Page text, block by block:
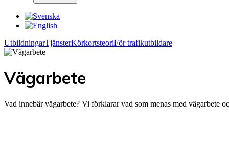
UtbildningarTjänsterKörkortsteoriFör trafikutbildare
Vägarbete
Vad innebär vägarbete? Vi förklarar vad som menas med vägarbete